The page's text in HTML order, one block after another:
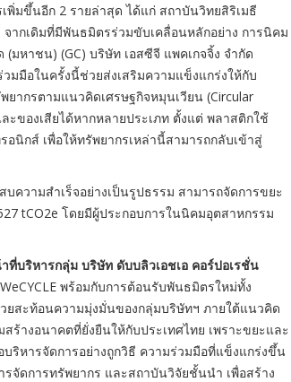
มขึ้นอีก 2 รายล่าสุด ได้แก่ สถาบันวิทยสิริเมธี
จากเดิมที่มีพันธมิตรร่วมขับเคลื่อนหลักอย่าง การนิคม
มหาชน) (GC) บริษัท เอสซีจี แพคเกจจิ้ง จำกัด
มมือในครั้งนี้ช่วยส่งเสริมความแข็งแกร่งให้กับ
ยากรตามแนวคิดเศรษฐกิจหมุนเวียน (Circular
ะของเสียได้หากหลายประเภท ตั้งแต่ พลาสติกใช้
นิกส์ เพื่อให้ทรัพยากรเหล่านี้สามารถกลับเข้าสู่
บความสำเร็จอย่างเป็นรูปธรรม สามารถจัดการขยะ
tCO2e โดยมีผู้ประกอบการในนิคมอุตสาหกรรม
บริหารกลุ่ม บริษัท ดับบลิวเอชเอ คอร์ปอเรชั่น
พร้อมกับการต้อนรับพันธมิตรใหม่ทั้ง
ยสะท้อนความมุ่งมั่นของกลุ่มบริษัทฯ ภายใต้แนวคิด
มสร้างอนาคตที่ยั่งยืนให้กับประเทศไทย เพราะขยะและ
ริหารจัดการอย่างถูกวิธี ความร่วมมือที่แข็งแกร่งขึ้น
จัดการทรัพยากร และสถาบันวิจัยชั้นนำ เพื่อสร้าง